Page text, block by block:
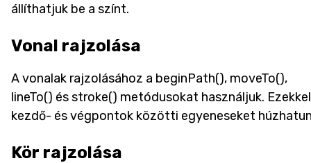
állíthatjuk be a színt.
Vonal rajzolása
A vonalak rajzolásához a beginPath(), moveTo(),
lineTo() és stroke() metódusokat használjuk. Ezekkel
kezdő- és végpontok közötti egyeneseket
Kör rajzolása